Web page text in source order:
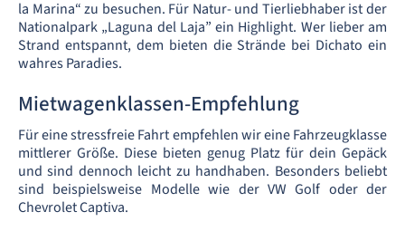
la Marina“ zu besuchen. Für Natur- und Tierliebhaber ist der
Nationalpark „Laguna del Laja” ein Highlight. Wer lieber am
Strand entspannt, dem bieten die Strände bei Dichato ein
wahres Paradies.
Mietwagenklassen-Empfehlung
Für eine stressfreie Fahrt empfehlen wir eine Fahrzeugklasse
mittlerer Größe. Diese bieten genug Platz für dein Gepäck
und sind dennoch leicht zu handhaben. Besonders beliebt
sind beispielsweise Modelle wie der VW Golf oder der
Chevrolet Captiva.